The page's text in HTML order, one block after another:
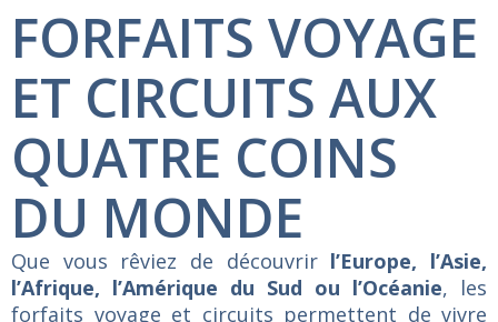
FORFAITS VOYAGE
ET CIRCUITS AUX
QUATRE COINS
DU MONDE
Que vous rêviez de découvrir l’Europe, l’Asie,
l’Afrique, l’Amérique du Sud ou l’Océanie, les
forfaits voyage et circuits permettent de vivre